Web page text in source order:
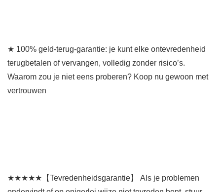
★ 100% geld-terug-garantie: je kunt elke ontevredenheid
terugbetalen of vervangen, volledig zonder risico’s.
Waarom zou je niet eens proberen? Koop nu gewoon met
vertrouwen
★★★★★【Tevredenheidsgarantie】 Als je problemen